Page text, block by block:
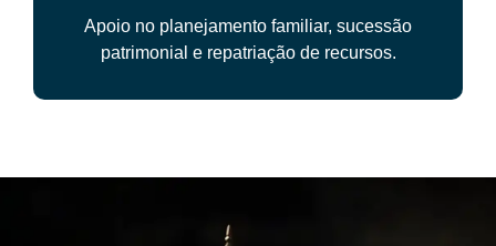
Apoio no planejamento familiar, sucessão
patrimonial e repatriação de recursos.